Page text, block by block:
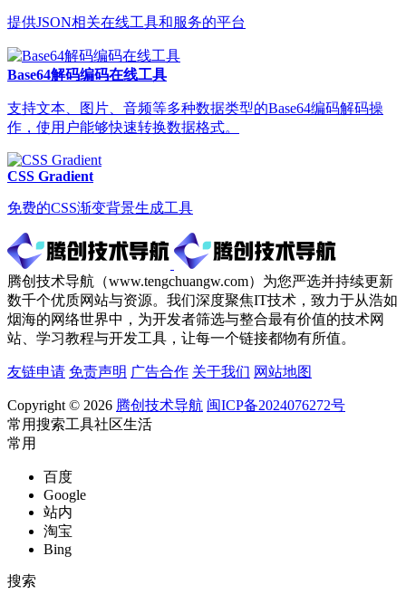
提供JSON相关在线工具和服务的平台
Base64解码编码在线工具
支持文本、图片、音频等多种数据类型的Base64编码解码操
作，使用户能够快速转换数据格式。
CSS Gradient
免费的CSS渐变背景生成工具
腾创技术导航（www.tengchuangw.com）为您严选并持续更新
数千个优质网站与资源。我们深度聚焦IT技术，致力于从浩如
烟海的网络世界中，为开发者筛选与整合最有价值的技术网
站、学习教程与开发工具，让每一个链接都物有所值。
友链申请 免责声明 广告合作 关于我们 网站地图
Copyright © 2026 腾创技术导航 闽ICP备2024076272号
常用搜索工具社区生活
常用
百度
Google
站内
淘宝
Bing
搜索